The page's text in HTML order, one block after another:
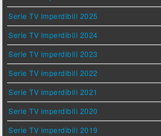
Serie TV imperdibili 2025
Serie TV imperdibili 2024
Serie TV imperdibili 2023
Serie TV imperdibili 2022
Serie TV imperdibili 2021
Serie TV imperdibili 2020
Serie TV imperdibili 2019